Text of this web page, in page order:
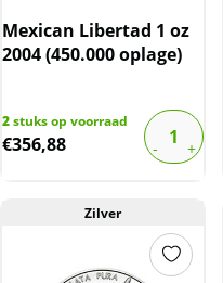
Mexican Libertad 1 oz
2004 (450.000 oplage)
2stuks op voorraad
€356,88
Zilver